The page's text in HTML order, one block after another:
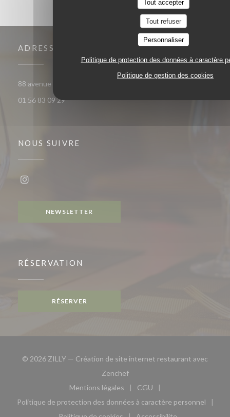
Tout accepter
Tout refuser
Personnaliser
Politique de protection des données à caractère
Politique de gestion des cookies
ADRESSE
88 avenue Francois Arago 92000 Nanterre
01 56 83 09 29
NOUS SUIVRE
NEWSLETTER
RÉSERVATION
RÉSERVER
© 2026 ZILLY — Création de site internet restaurant avec
Zenchef((ouvre une nouvelle fenêtre))
Mentions légales
((ouvre une nouvelle fenêtre))
CGU
((ouvre une nouvelle
Politique de protection des données à caractère personnel
((ouvre une nouvelle fenêtre))